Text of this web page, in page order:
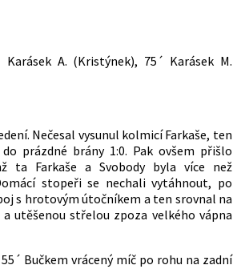
A. (Kristýnek), 75´ Karásek M.
Nečesal vysunul kolmicí Farkaše, ten
prázdné brány 1:0. Pak ovšem přišlo
ta Farkaše a Svobody byla více než
stopeři se nechali vytáhnout, po
s hrotovým útočníkem a ten srovnal na
a utěšenou střelou zpoza velkého vápna
Bučkem vrácený míč po rohu na zadní